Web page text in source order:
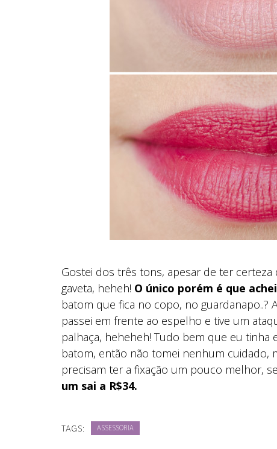
Gostei dos três tons, apesar de ter
gaveta, heheh! O único porém é que
batom que fica no copo, no guardanapo..?
passei em frente ao espelho e tive um
palhaça, heheheh! Tudo bem que eu
batom, então não tomei nenhum cuidado,
precisam ter a fixação um pouco melhor,
um sai a R$34.
TAGS: ASSESSORIA